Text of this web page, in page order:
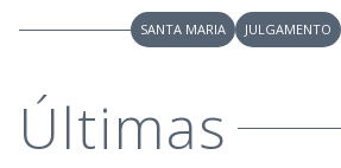
e
o
SANTA MARIA JULGAMENTO
Últimas